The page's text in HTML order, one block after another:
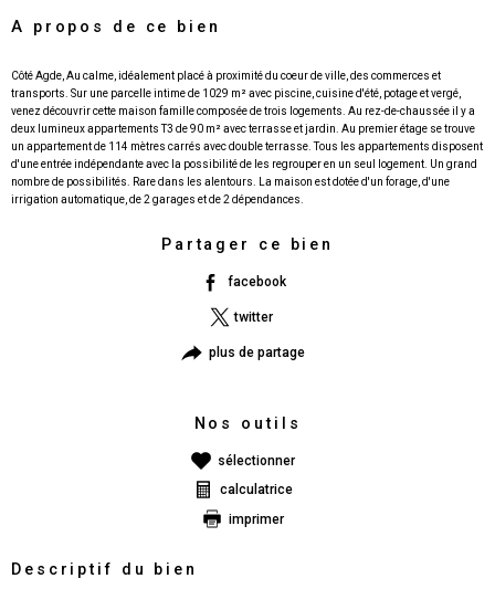
A propos de ce bien
Côté Agde, Au calme, idéalement placé à proximité du coeur de ville, des commerces et
transports. Sur une parcelle intime de 1029 m² avec piscine, cuisine d'été, potage et vergé,
venez découvrir cette maison famille composée de trois logements. Au rez-de-chaussée il y a
deux lumineux appartements T3 de 90 m² avec terrasse et jardin. Au premier étage se trouve
un appartement de 114 mètres carrés avec double terrasse. Tous les appartements disposent
d'une entrée indépendante avec la possibilité de les regrouper en un seul logement. Un grand
nombre de possibilités. Rare dans les alentours. La maison est dotée d'un forage, d'une
Partager ce bien
facebook
twitter
plus de partage
Nos outils
sélectionner
calculatrice
imprimer
Descriptif du bien